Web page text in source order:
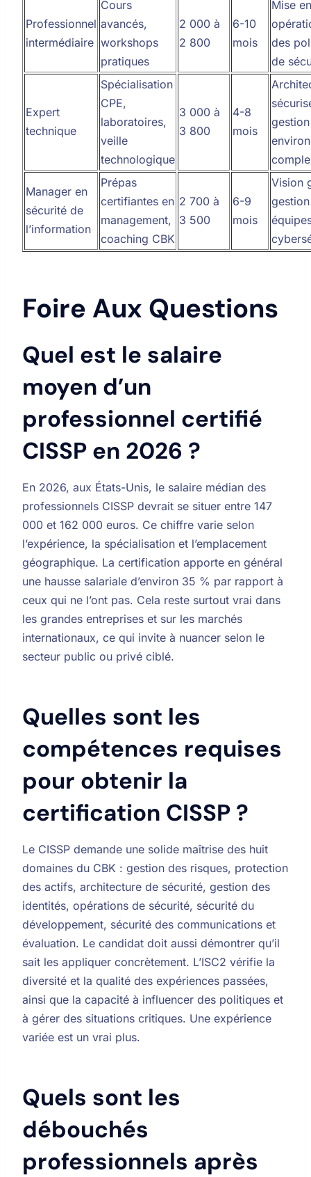
Professionnel
intermédiaire
Cours
avancés,
workshops
pratiques
2 000 à
2 800
6-10
mois
Mise
des
de
Expert
technique
Spécialisation
CPE,
laboratoires,
veille
technologique
3 000 à
3 800
4-8
mois
Manager en
sécurité de
l’information
Prépas
certifiantes en
management,
coaching CBK
2 700 à
3 500
6-9
mois
Vision
Foire Aux Questions
Quel est le salaire
moyen d’un
professionnel certifié
CISSP en 2026 ?
En 2026, aux États-Unis, le salaire médian des
professionnels CISSP devrait se situer entre 147
000 et 162 000 euros. Ce chiffre varie selon
l’expérience, la spécialisation et l’emplacement
géographique. La certification apporte en général
une hausse salariale d’environ 35 % par rapport à
ceux qui ne l’ont pas. Cela reste surtout vrai dans
les grandes entreprises et sur les marchés
internationaux, ce qui invite à nuancer selon le
secteur public ou privé ciblé.
Quelles sont les
compétences requises
pour obtenir la
certification CISSP ?
Le CISSP demande une solide maîtrise des huit
domaines du CBK : gestion des risques, protection
des actifs, architecture de sécurité, gestion des
identités, opérations de sécurité, sécurité du
développement, sécurité des communications et
évaluation. Le candidat doit aussi démontrer qu’il
sait les appliquer concrètement. L’ISC2 vérifie la
diversité et la qualité des expériences passées,
ainsi que la capacité à influencer des politiques et
à gérer des situations critiques. Une expérience
variée est un vrai plus.
Quels sont les
débouchés
professionnels après